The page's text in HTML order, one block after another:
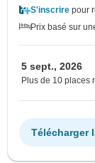
S'inscrire pour
Prix basé sur
5 sept., 2026
Plus de 10 places
Télécharger